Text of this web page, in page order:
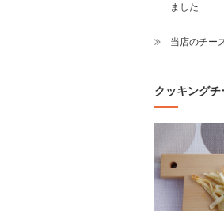
ました
当店のチー
クッキング